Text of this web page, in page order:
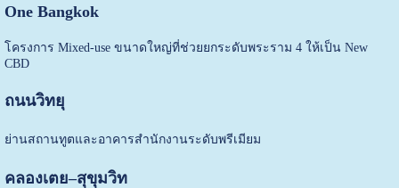
One Bangkok
โครงการ Mixed-use ขนาดใหญ่ที่ช่วยยกระดับพระราม 4 ให้เป็น New
CBD
ถนนวิทยุ
ย่านสถานทูตและอาคารสำนักงานระดับพรีเมียม
คลองเตย–สุขุมวิท